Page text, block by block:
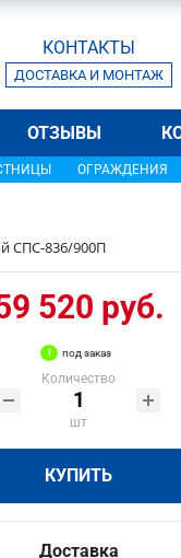
КОНТАКТЫ
ДОСТАВКА И МОНТАЖ
ОТЗЫВЫ
ОГРАЖДЕНИЯ
СПС-836/900П
520 руб.
под заказ
Количество
шт
КУПИТЬ
Доставка